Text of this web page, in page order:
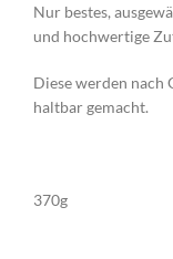
Nur bestes,
und hochwertige
Diese werden nach
haltbar gemacht.
370g